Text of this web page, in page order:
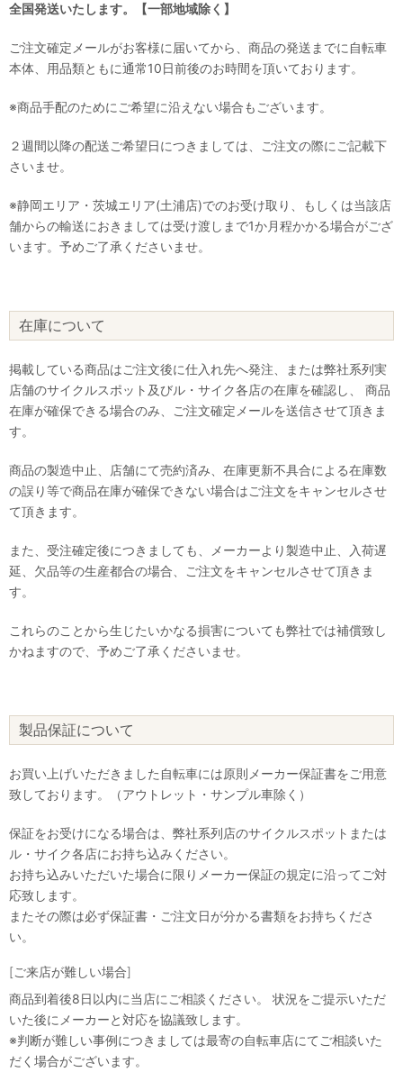
全国発送いたします。【一部地域除く】
ご注文確定メールがお客様に届いてから、商品の発送までに自転車
本体、用品類ともに通常10日前後のお時間を頂いております。
※商品手配のためにご希望に沿えない場合もございます。
２週間以降の配送ご希望日につきましては、ご注文の際にご記載下
さいませ。
※静岡エリア・茨城エリア(土浦店)でのお受け取り、もしくは当該店
舗からの輸送におきましては受け渡しまで1か月程かかる場合がござ
います。予めご了承くださいませ。
在庫について
掲載している商品はご注文後に仕入れ先へ発注、または弊社系列実
店舗のサイクルスポット及びル・サイク各店の在庫を確認し、 商品
在庫が確保できる場合のみ、ご注文確定メールを送信させて頂きま
す。
商品の製造中止、店舗にて売約済み、在庫更新不具合による在庫数
の誤り等で商品在庫が確保できない場合はご注文をキャンセルさせ
て頂きます。
また、受注確定後につきましても、メーカーより製造中止、入荷遅
延、欠品等の生産都合の場合、ご注文をキャンセルさせて頂きま
す。
これらのことから生じたいかなる損害についても弊社では補償致し
かねますので、予めご了承くださいませ。
製品保証について
お買い上げいただきました自転車には原則メーカー保証書をご用意
致しております。（アウトレット・サンプル車除く）
保証をお受けになる場合は、弊社系列店のサイクルスポットまたは
ル・サイク各店にお持ち込みください。
お持ち込みいただいた場合に限りメーカー保証の規定に沿ってご対
応致します。
またその際は必ず保証書・ご注文日が分かる書類をお持ちくださ
い。
[ご来店が難しい場合]
商品到着後8日以内に当店にご相談ください。 状況をご提示いただ
いた後にメーカーと対応を協議致します。
※判断が難しい事例につきましては最寄の自転車店にてご相談いた
だく場合がございます。